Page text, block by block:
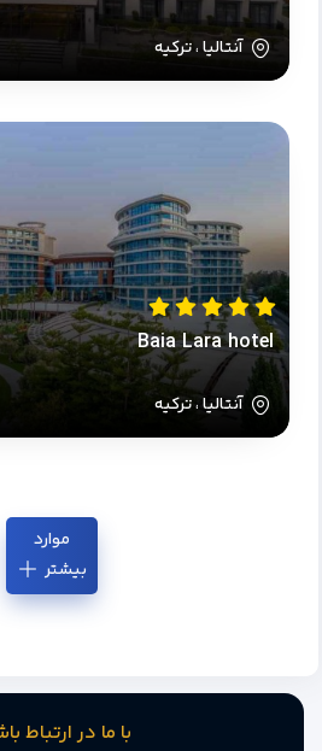
آنتالیا ، ترکیه
Baia Lara hotel
آنتالیا ، ترکیه
موارد
بیشتر
با ما در ارتباط